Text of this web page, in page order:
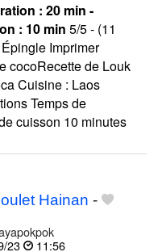
: 20 min -
: 10 min 5/5 - (11
Imprimer
cocoRecette de Louk
Cuisine : Laos
Temps de
cuisson 10 minutes
Hainan -
23
11:56